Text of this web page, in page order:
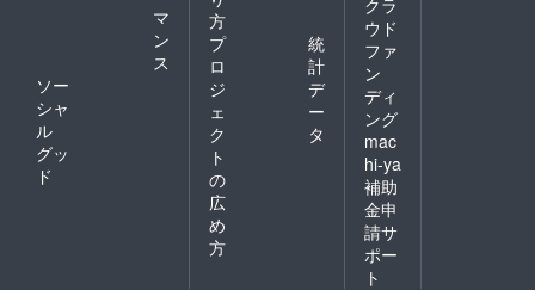
マ
ン
ス
ソー
シャ
ル
グッ
ド
方
プ
ロ
ジ
ェ
ク
ト
の
広
め
方
統
計
デ
ー
タ
ウド
ファ
ン
ディ
ング
mac
hi-ya
補助
金申
請サ
ポー
ト